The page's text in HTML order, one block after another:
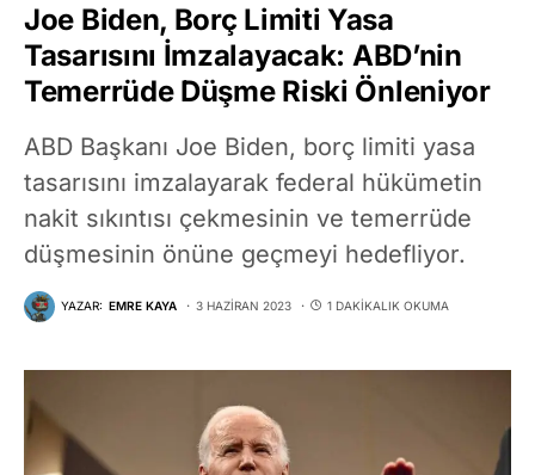
Joe Biden, Borç Limiti Yasa
Tasarısını İmzalayacak: ABD’nin
Temerrüde Düşme Riski Önleniyor
ABD Başkanı Joe Biden, borç limiti yasa
tasarısını imzalayarak federal hükümetin
nakit sıkıntısı çekmesinin ve temerrüde
düşmesinin önüne geçmeyi hedefliyor.
YAZAR: EMRE KAYA 3 HAZIRAN 2023 1 DAKIKALIK OKUMA